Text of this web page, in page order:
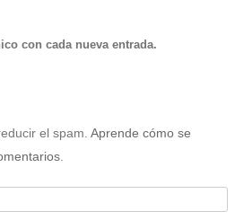
con cada nueva entrada.
el spam. Aprende cómo se